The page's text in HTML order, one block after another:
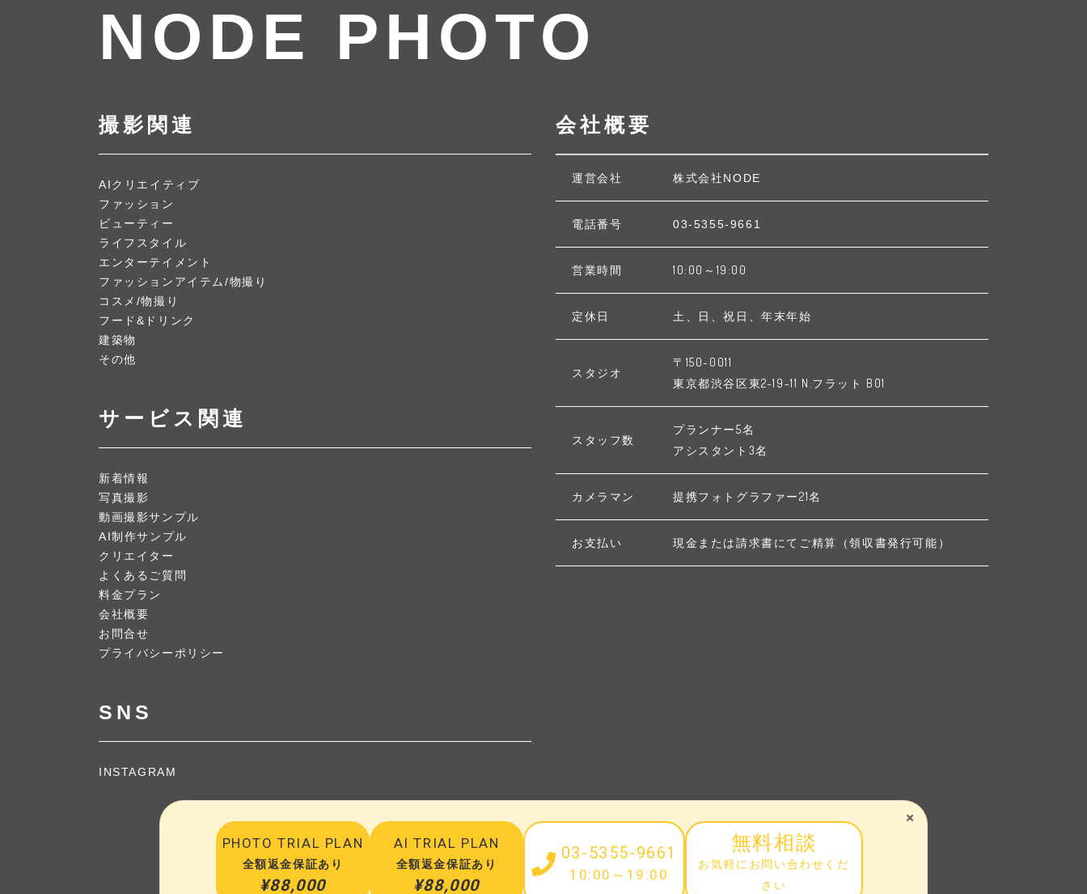
NODE PHOTO
撮影関連
AIクリエイティブ
ファッション
ビューティー
ライフスタイル
エンターテイメント
ファッションアイテム/物撮り
コスメ/物撮り
フード&ドリンク
建築物
その他
サービス関連
新着情報
写真撮影
動画撮影サンプル
AI制作サンプル
クリエイター
よくあるご質問
料金プラン
会社概要
お問合せ
プライバシーポリシー
SNS
INSTAGRAM
PHOTO TRIAL PLAN
全額返金保証あり
¥88,000
AI TRIAL PLAN
全額返金保証あり
¥88,000
03-5355-9661
10:00～19:00
無料相談
お気軽にお問い合わせくだ
さい
会社概要
運営会社 株式会社NODE
電話番号 03-5355-9661
営業時間 10:00～19:00
定休日 土、日、祝日、年末年始
スタジオ
〒150-0011
東京都渋谷区東2-19-11 N.フラット B01
スタッフ数
プランナー5名
アシスタント3名
カメラマン 提携フォトグラファー21名
お支払い 現金または請求書にてご精算（領収書発行可能）